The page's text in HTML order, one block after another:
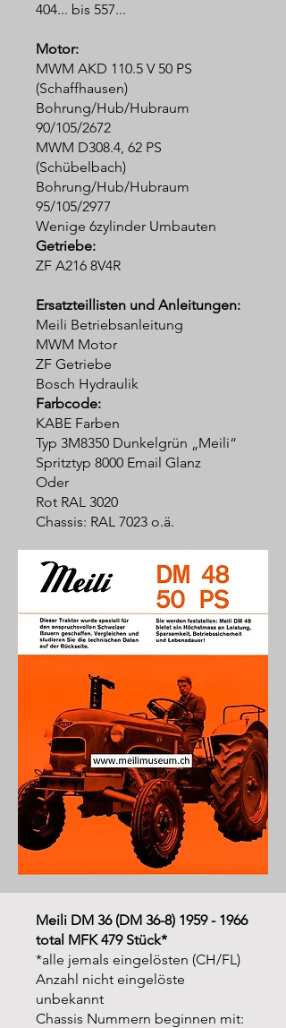
404... bis 557...
Motor:
MWM AKD 110.5 V 50 PS
(Schaffhausen)
Bohrung/Hub/Hubraum
90/105/2672
MWM D308.4, 62 PS
(Schübelbach)
Bohrung/Hub/Hubraum
95/105/2977
Wenige 6zylinder Umbauten
Getriebe:
ZF A216 8V4R
Ersatzteillisten und Anleitungen:
Meili Betriebsanleitung
MWM Motor
ZF Getriebe
Bosch Hydraulik
Farbcode:
KABE Farben
Typ 3M8350 Dunkelgrün „Meili“
Spritztyp 8000 Email Glanz
Oder
Rot RAL 3020
Chassis: RAL 7023 o.ä.
Meili DM 36 (DM 36-8) 1959 - 1966
total MFK 479 Stück*
*alle jemals eingelösten (CH/FL)
Anzahl nicht eingelöste
unbekannt
Chassis Nummern beginnen mit: